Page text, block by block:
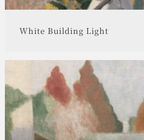
White Building Light